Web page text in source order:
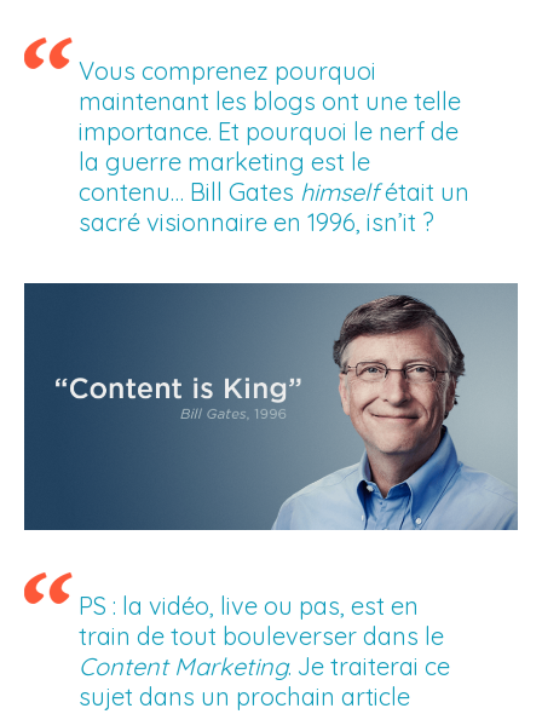
Vous comprenez pourquoi
maintenant les blogs ont une telle
importance. Et pourquoi le nerf de
la guerre marketing est le
contenu… Bill Gates himselfétait un
sacré visionnaire en 1996, isn’it ?
PS : la vidéo, live ou pas, est en
train de tout bouleverser dans le
Content Marketing. Je traiterai ce
sujet dans un prochain article